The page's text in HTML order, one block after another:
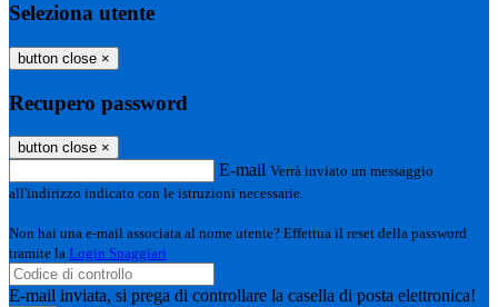
Seleziona utente
button close ×
Recupero password
button close ×
E-mail Verrà inviato un messaggio
all'indirizzo indicato con le istruzioni necessarie.
Non hai una e-mail associata al nome utente? Effettua il reset della password
tramite la Login Spaggiari
E-mail inviata, si prega di controllare la casella di posta elettronica!